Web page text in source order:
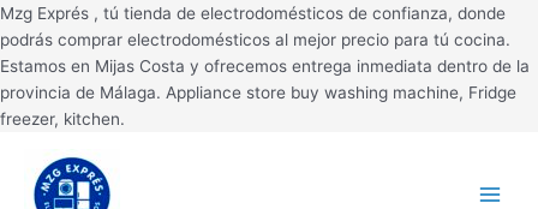
Mzg Exprés , tú tienda de electrodomésticos de confianza, donde
podrás comprar electrodomésticos al mejor precio para tú cocina.
Estamos en Mijas Costa y ofrecemos entrega inmediata dentro de la
provincia de Málaga. Appliance store buy washing machine, Fridge
freezer, kitchen.
Ir
al
contenido
Menu